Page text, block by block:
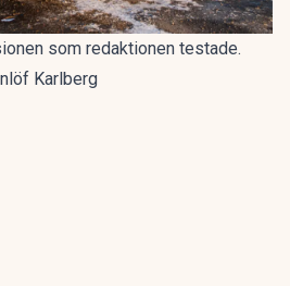
som redaktionen testade.
Karlberg